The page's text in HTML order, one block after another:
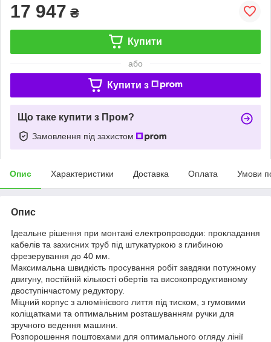
17 947 ₴
Купити
або
Купити з
Що таке купити з Пром?
Замовлення під захистом
Опис Характеристики Доставка Оплата Умови
Опис
Ідеальне рішення при монтажі електропроводки: прокладання
кабелів та захисних труб під штукатуркою з глибиною
фрезерування до 40 мм.
Максимальна швидкість просування робіт завдяки потужному
двигуну, постійній кількості обертів та високопродуктивному
двоступінчастому редуктору.
Міцний корпус з алюмінієвого лиття під тиском, з гумовими
коліщатками та оптимальним розташуванням ручки для
зручного ведення машини.
Розпорошення поштовхами для оптимального огляду лінії